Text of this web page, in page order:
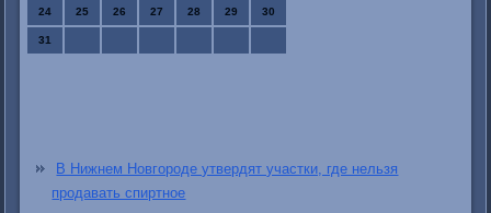
24 25 26 27 28 29 30
31
В Нижнем Новгороде утвердят участки, где нельзя
продавать спиртное